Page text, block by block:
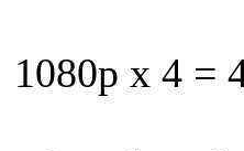
1080p x 4 =